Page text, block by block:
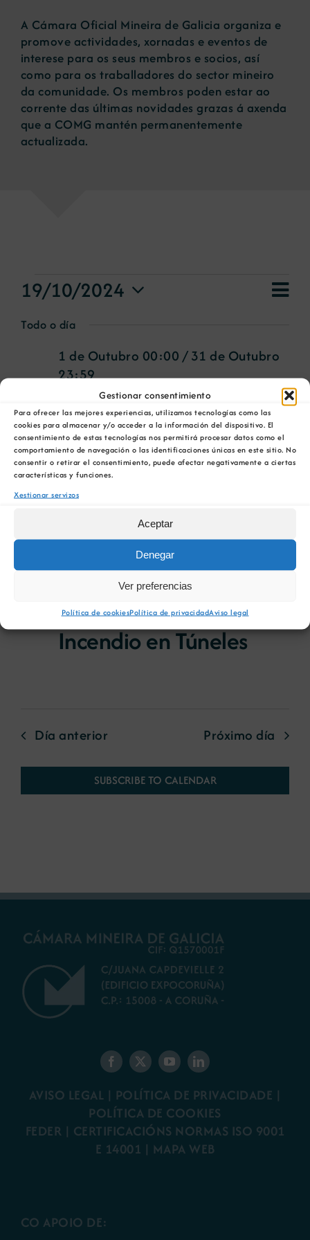
Gestionar consentimiento
Para ofrecer las mejores experiencias, utilizamos tecnologías como las
cookies para almacenar y/o acceder a la información del dispositivo. El
consentimiento de estas tecnologías nos permitirá procesar datos como el
comportamiento de navegación o las identificaciones únicas en este sitio. No
consentir o retirar el consentimiento, puede afectar negativamente a ciertas
características y funciones.
Xestionar servizos
Aceptar
Denegar
Ver preferencias
Política de cookiesPolítica de privacidadAviso legal
Novas
Portal de emprego
Contacto
A Cámara Oficial Mineira de Galicia organiza e
promove actividades, xornadas e eventos de
interese para os seus membros e socios, así
como para os traballadores do sector mineiro
da comunidade. Os membros poden estar ao
corrente das últimas novidades grazas á axenda
que a COMG mantén permanentemente
actualizada.
eventos
for
19
de
Outubro
00:00
de
Day
19/10/2024
Select
date.
Todo o día
Curso Teórico de
Intervención de
Incendio en Túneles
1 de Outubro 00:00 /31 de Outubro
23:59
Curso Teórico de
Intervención de
Incendio en Túneles
1 de Outubro 00:00/31 de Outubro
Día anterior Próximo día
SUBSCRIBE TO CALENDAR
AVISO LEGAL | POLÍTICA DE PRIVACIDADE |
POLÍTICA DE COOKIES
FEDER | CERTIFICACIÓNS NORMAS ISO 9001
E 14001 | MAPA WEB
CO APOIO DE: